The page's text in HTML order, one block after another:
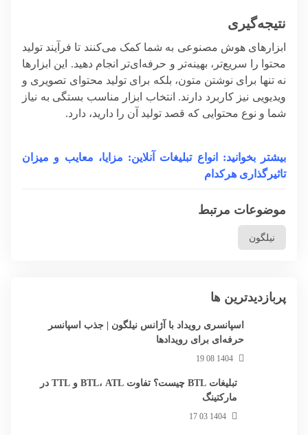
نتیجه‌گیری
ابزارهای هوش مصنوعی به شما کمک می‌کنند تا فرآیند تولید
محتوا را سریع‌تر، بهینه‌تر و حرفه‌ای‌تر انجام دهید. این ابزارها
نه تنها برای نوشتن متون، بلکه برای تولید محتوای تصویری و
ویدیویی نیز کاربرد دارند. انتخاب ابزار مناسب بستگی به نیاز
شما و نوع محتوایی که قصد تولید آن را دارید، دارد.
بیشتر بخوانید: انواع تبلیغات آنلاین: مزایا، معایب و میزان
تاثیرگذاری هرکدام
موضوعات مرتبط
نیلگون
پربازدیدترین ها
اسپانسری رویداد با آژانس نیلگون | جذب اسپانسر
حرفه‌ای برای رویدادها
1404 08 19
تبلیغات BTL چیست؟ تفاوت BTL، ATL و TTL در
مارکتینگ
1404 03 17